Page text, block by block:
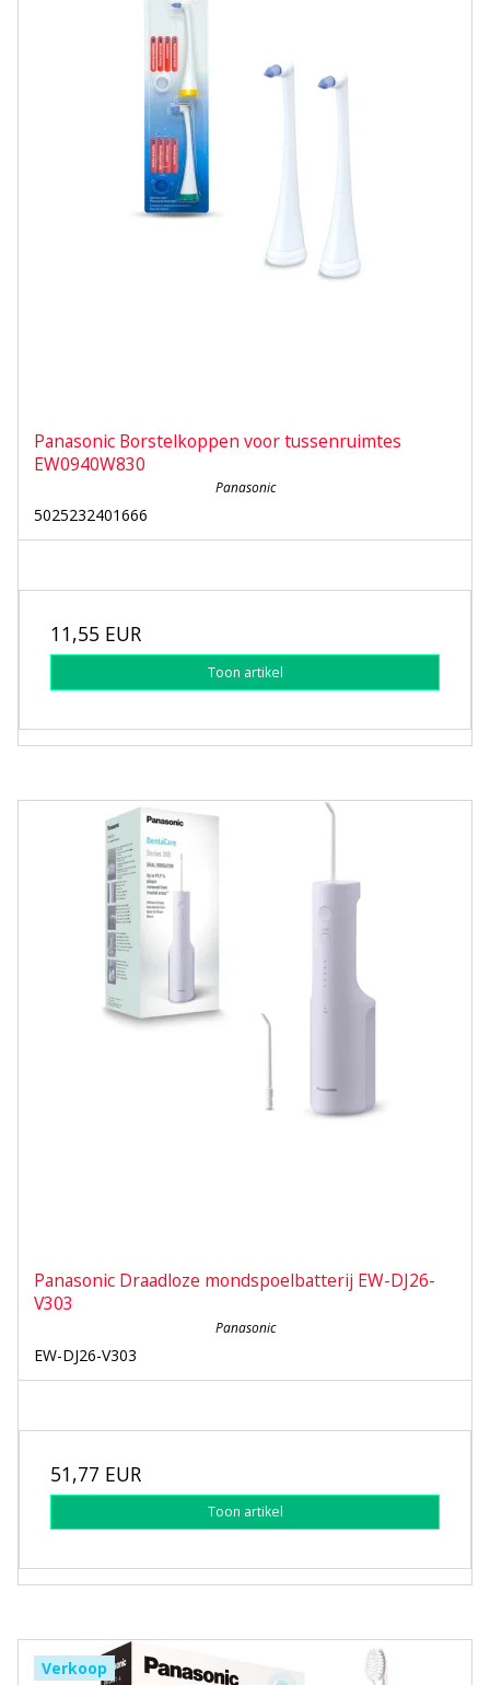
Panasonic Borstelkoppen voor tussenruimtes
EW0940W830
Panasonic
5025232401666
11,55 EUR
Toon artikel
Panasonic Draadloze mondspoelbatterij EW-DJ26-
V303
Panasonic
EW-DJ26-V303
51,77 EUR
Toon artikel
Verkoop